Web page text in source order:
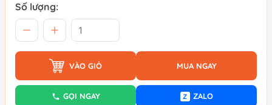
Số lượng:
VÀO GIỎ MUA NGAY
GỌI NGAY Z ZALO